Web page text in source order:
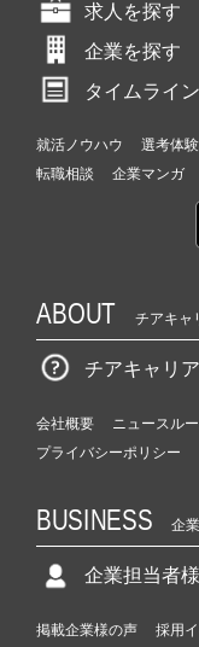
求人を探す
企業を探す
タイムライン
就活ノウハウ 選考体
転職相談
企業マンガ
ABOUT チアキャ
チアキャリ
会社概要 ニュースル
プライバシーポリシー
BUSINESS 企
企業担当者
掲載企業様の声 採用